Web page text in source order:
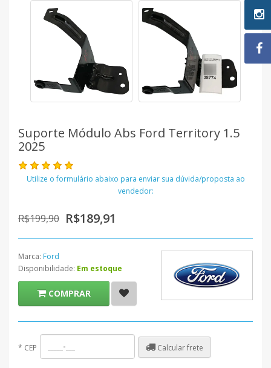
Suporte Módulo Abs Ford Territory 1.5
2025
Utilize o formulário abaixo para enviar sua dúvida/proposta ao
vendedor:
R$199,90 R$189,91
Marca: Ford
Disponibilidade: Em estoque
COMPRAR
* CEP Calcular frete